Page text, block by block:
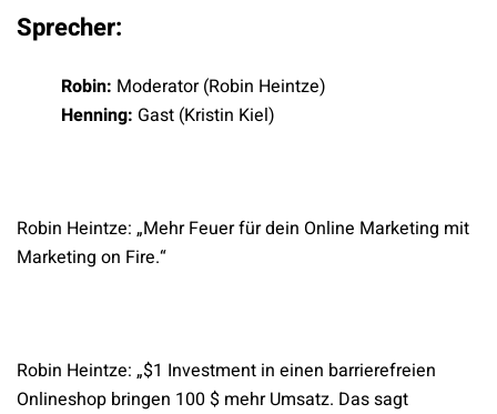
Sprecher:
Robin: Moderator (Robin Heintze)
Henning: Gast (Kristin Kiel)
Robin Heintze: „Mehr Feuer für dein Online Marketing mit
Marketing on Fire.“
Robin Heintze: „$1 Investment in einen barrierefreien
Onlineshop bringen 100 $ mehr Umsatz. Das sagt